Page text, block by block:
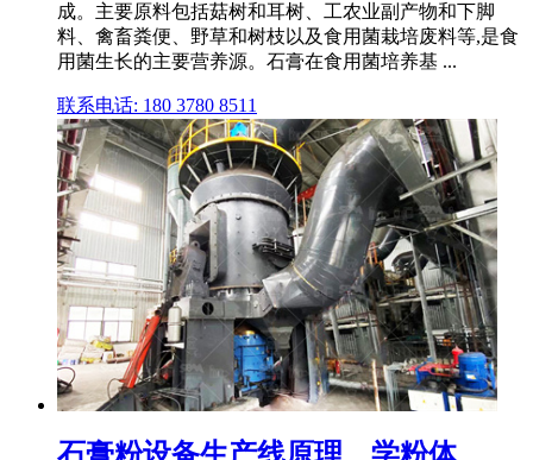
成。主要原料包括菇树和耳树、工农业副产物和下脚
料、禽畜粪便、野草和树枝以及食用菌栽培废料等,是食
用菌生长的主要营养源。石膏在食用菌培养基 ...
联系电话: 180 3780 8511